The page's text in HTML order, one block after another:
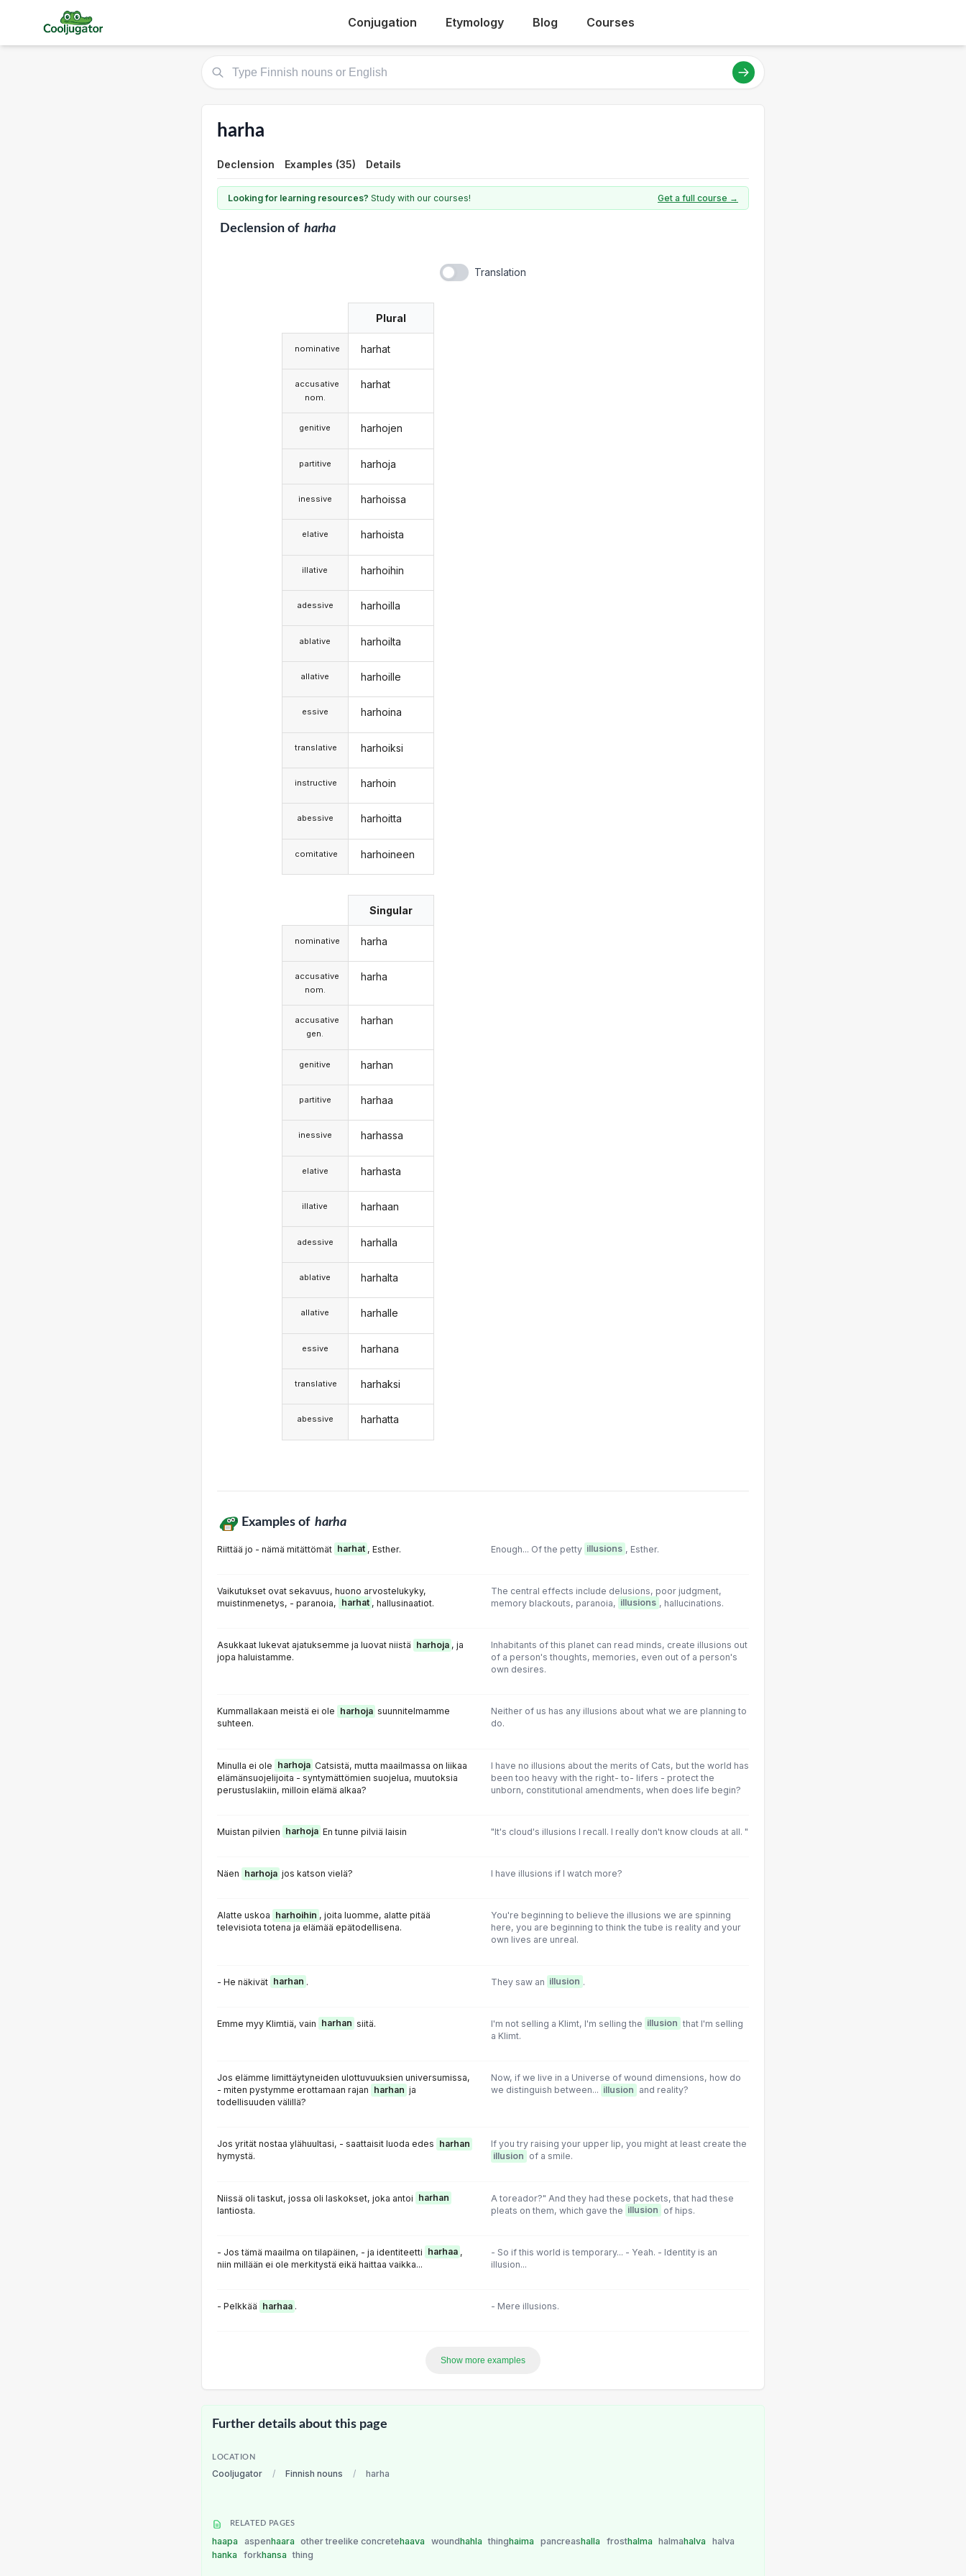
Conjugation Etymology Blog Courses
harha
Declension Examples (35) Details
Looking for learning resources? Study with our courses! Get a full course →
Declensionof harha
Translation
nominative
accusative
nom.
genitive
partitive
inessive
elative
illative
adessive
ablative
allative
essive
translative
instructive
abessive
comitative
Plural
harhat
harhat
harhojen
harhoja
harhoissa
harhoista
harhoihin
harhoilla
harhoilta
harhoille
harhoina
harhoiksi
harhoin
harhoitta
harhoineen
nominative
accusative
nom.
accusative
gen.
genitive
partitive
inessive
elative
illative
adessive
ablative
allative
essive
translative
abessive
Singular
harha
harha
harhan
harhan
harhaa
harhassa
harhasta
harhaan
harhalla
harhalta
harhalle
harhana
harhaksi
harhatta
Examples of harha
Riittää jo - nämä mitättömät harhat , Esther. Enough... Of the petty illusions , Esther.
Vaikutukset ovat sekavuus, huono arvostelukyky,
muistinmenetys, - paranoia,
harhat , hallusinaatiot.
The central effects include delusions, poor judgment,
memory blackouts, paranoia, illusions , hallucinations.
Asukkaat lukevat ajatuksemme ja luovat niistä harhoja , ja
jopa haluistamme.
lnhabitants of this planet can read minds, create illusions out
of a person's thoughts, memories, even out of a person's
own desires.
Kummallakaan meistä ei ole harhoja suunnitelmamme
suhteen.
Neither of us has any illusions about what we are planning to
do.
Minulla ei ole harhoja Catsistä, mutta maailmassa on liikaa
elämänsuojelijoita - syntymättömien suojelua, muutoksia
perustuslakiin, milloin elämä alkaa?
I have no illusions about the merits of Cats, but the world has
been too heavy with the right- to- lifers - protect the
unborn, constitutional amendments, when does life begin?
Muistan pilvien harhoja En tunne pilviä laisin "lt's cloud's illusions I recall. I really don't know clouds at all. "
Näen harhoja jos katson vielä? I have illusions if I watch more?
Alatte uskoa harhoihin , joita luomme, alatte pitää
televisiota totena ja elämää epätodellisena.
You're beginning to believe the illusions we are spinning
here, you are beginning to think the tube is reality and your
own lives are unreal.
- He näkivät harhan . They saw an illusion .
Emme myy Klimtiä, vain harhan siitä. I'm not selling a Klimt, I'm selling the illusion that I'm selling
a Klimt.
Jos elämme limittäytyneiden ulottuvuuksien universumissa,
- miten pystymme erottamaan rajan harhan ja
todellisuuden välillä?
Now, if we live in a Universe of wound dimensions, how do
we distinguish between... illusion and reality?
Jos yrität nostaa ylähuultasi, - saattaisit luoda edes harhan
hymystä.
If you try raising your upper lip, you might at least create the
illusion of a smile.
Niissä oli taskut, jossa oli laskokset, joka antoi harhan
lantiosta.
A toreador?" And they had these pockets, that had these
pleats on them, which gave the illusion of hips.
- Jos tämä maailma on tilapäinen, - ja identiteetti harhaa ,
niin millään ei ole merkitystä eikä haittaa vaikka...
- So if this world is temporary... - Yeah. - Identity is an
illusion...
- Pelkkää harhaa . - Mere illusions.
Show more examples
Further details about this page
LOCATION
Cooljugator / Finnish nouns / harha
RELATED PAGES
haapa aspenhaara other treelike concretehaava woundhahla thinghaima pancreashalla frosthalma halmahalva
halva
hanka
forkhansa thing